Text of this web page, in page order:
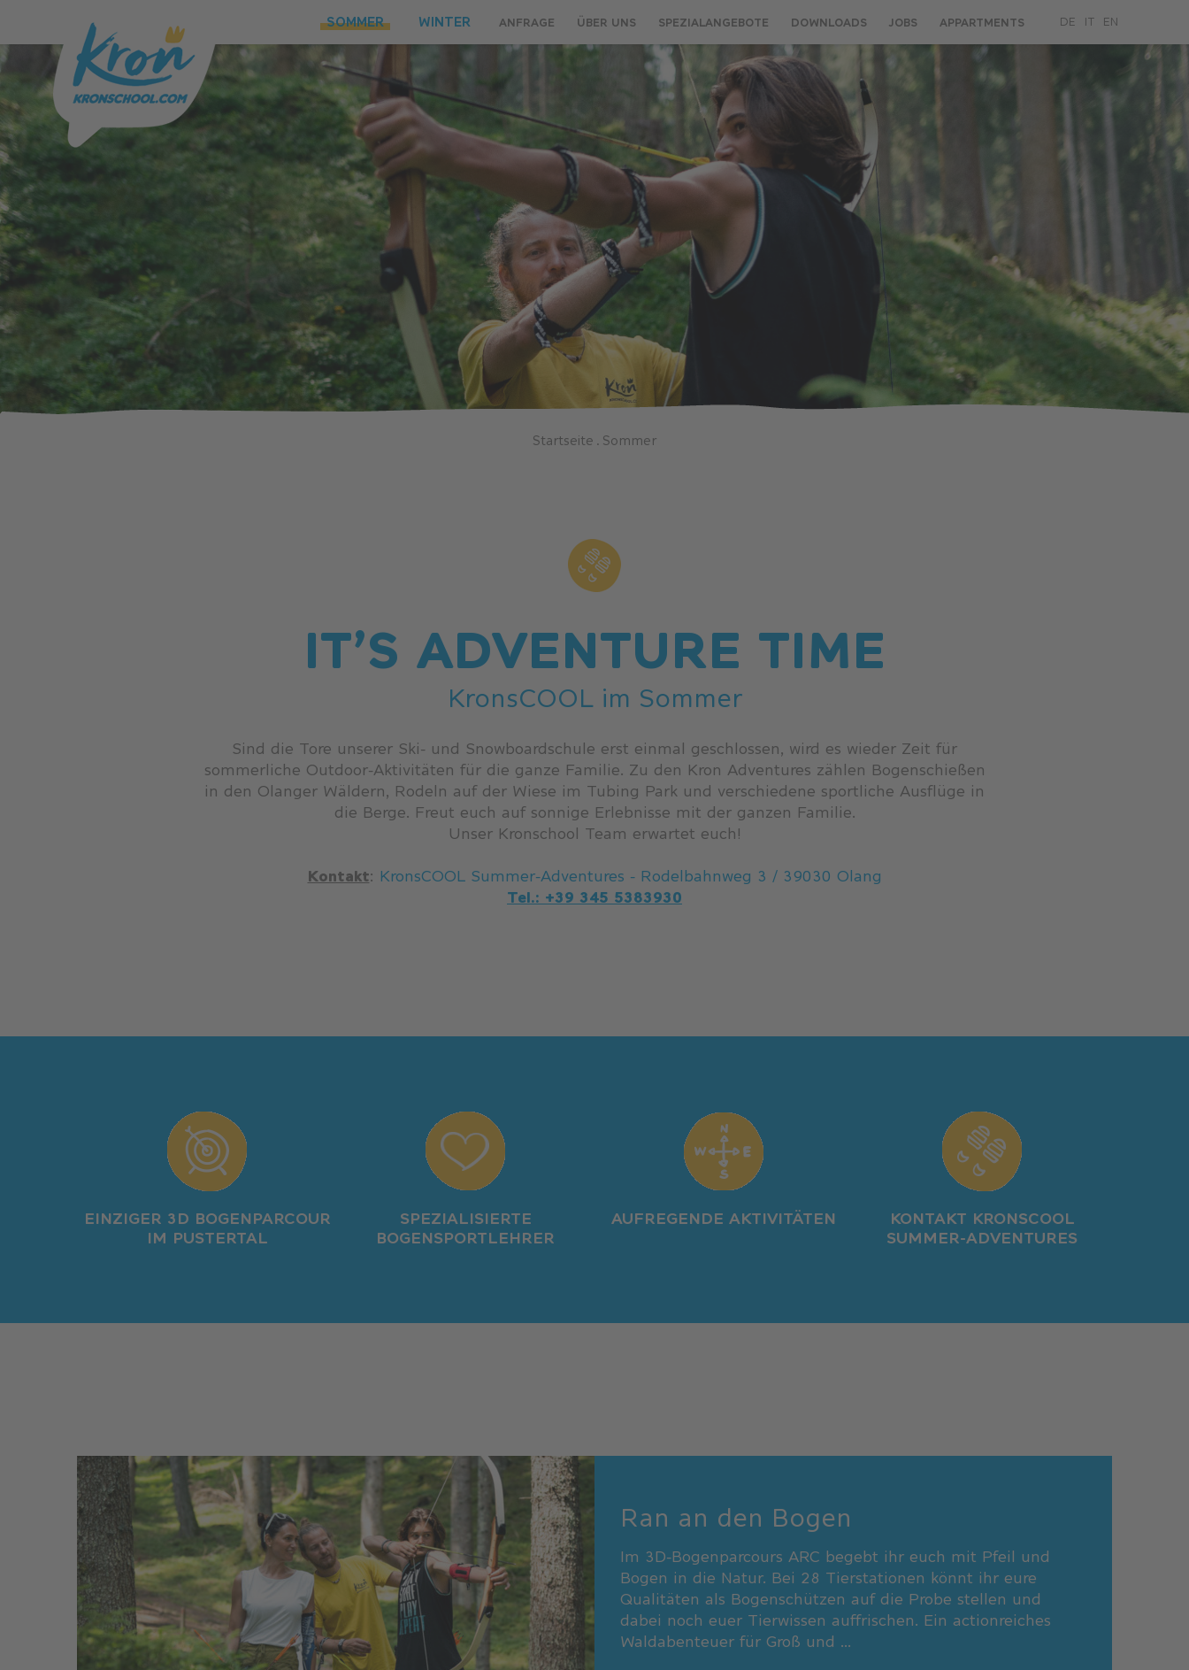
SOMMER WINTER ANFRAGE ÜBER UNS SPEZIALANGEBOTE DOWNLOADS JOBS APPARTMENTS DE IT EN
SOMMER
WINTER
Startseite . Sommer
IT’S ADVENTURE TIME
KronsCOOL im Sommer
Sind die Tore unserer Ski- und Snowboardschule erst einmal geschlossen, wird es wieder Zeit für
sommerliche Outdoor-Aktivitäten für die ganze Familie. Zu den Kron Adventures zählen Bogenschießen
in den Olanger Wäldern, Rodeln auf der Wiese im Tubing Park und verschiedene sportliche Ausflüge in
die Berge. Freut euch auf sonnige Erlebnisse mit der ganzen Familie.
Unser Kronschool Team erwartet euch!
Kontakt: KronsCOOL Summer-Adventures - Rodelbahnweg 3 / 39030 Olang
Tel.: +39 345 5383930
EINZIGER 3D BOGENPARCOUR
IM PUSTERTAL
SPEZIALISIERTE
BOGENSPORTLEHRER
AUFREGENDE AKTIVITÄTEN
KONTAKT KRONSCOOL
SUMMER-ADVENTURES
Ran an den Bogen
Im 3D-Bogenparcours ARC begebt ihr euch mit Pfeil und
Bogen in die Natur. Bei 28 Tierstationen könnt ihr eure
Qualitäten als Bogenschützen auf die Probe stellen und
dabei noch euer Tierwissen auffrischen. Ein actionreiches
Waldabenteuer für Groß und ...